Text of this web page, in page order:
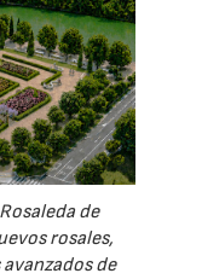
de
rosales,
de